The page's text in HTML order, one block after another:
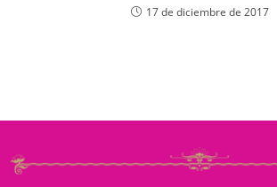
17 de diciembre de 2017